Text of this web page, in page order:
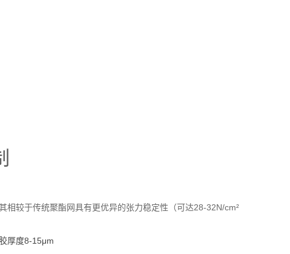
相较于传统聚酯网具有更优异的张力稳定性（可达28-32N/cm²
厚度8-15μm